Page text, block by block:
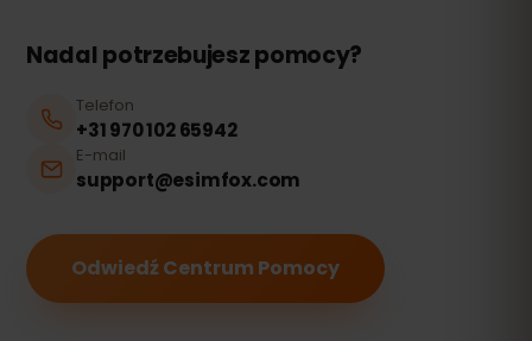
Nadal potrzebujesz pomocy?
Telefon
+31 970 102 65942
E-mail
support@esimfox.com
Odwiedź Centrum Pomocy